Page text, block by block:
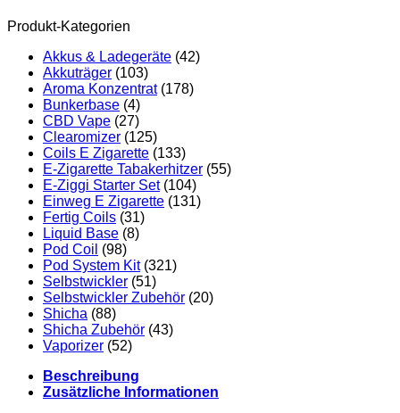
Produkt-Kategorien
Akkus & Ladegeräte (42)
Akkuträger (103)
Aroma Konzentrat (178)
Bunkerbase (4)
CBD Vape (27)
Clearomizer (125)
Coils E Zigarette (133)
E-Zigarette Tabakerhitzer (55)
E-Ziggi Starter Set (104)
Einweg E Zigarette (131)
Fertig Coils (31)
Liquid Base (8)
Pod Coil (98)
Pod System Kit (321)
Selbstwickler (51)
Selbstwickler Zubehör (20)
Shicha (88)
Shicha Zubehör (43)
Vaporizer (52)
Beschreibung
Zusätzliche Informationen